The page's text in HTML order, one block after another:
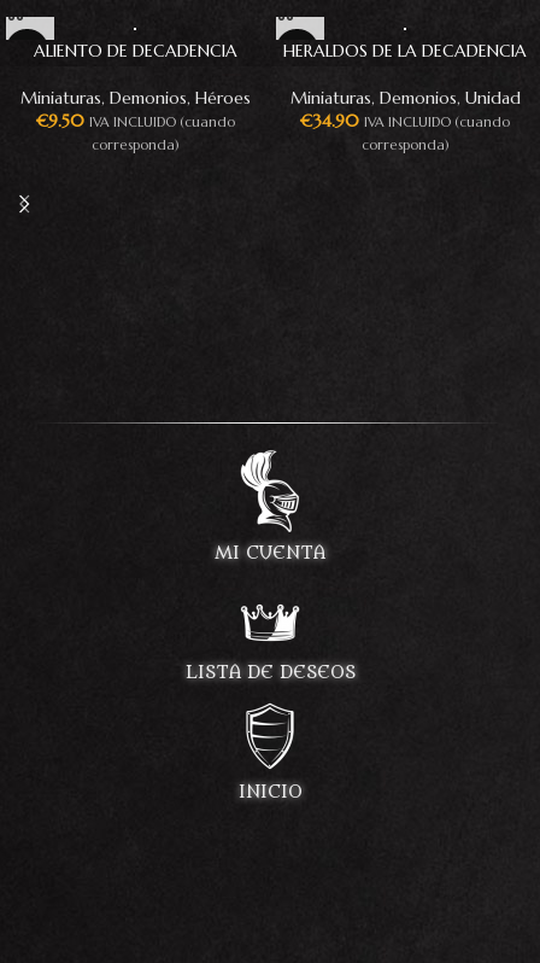
ALIENTO DE DECADENCIA
Miniaturas, Demonios, Héroes
€9.50 IVA INCLUIDO (cuando
corresponda)
HERALDOS DE LA DECADENCIA
Miniaturas, Demonios, Unidad
€34.90 IVA INCLUIDO (cuando
corresponda)
MI CUENTA
LISTA DE DESEOS
INICIO